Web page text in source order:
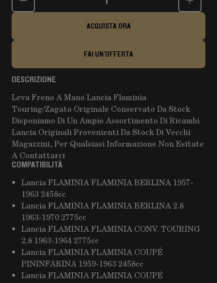
ACQUISTA ORA
FAI UN'OFFERTA
DESCRIZIONE
Leva Freno A Mano Lancia Flaminia
Touring/Zagato Originale Conservato Da Stock
Disponiamo Di Un Ampio Assortimento Di Ricambi
Lancia Originali Provenienti Da Stock Di Vecchi
Magazzini, Per Qualsiasi Informazione Non Esitate
A Contattarci
COMPATIBILITÀ
Lancia FLAMINIA FLAMINIA BERLINA 1957-
1963 2458cc
Lancia FLAMINIA FLAMINIA BERLINA 2.8
1963-1970 2775cc
Lancia FLAMINIA FLAMINIA CONV. TOURING
2.8 1963-1964 2775cc
Lancia FLAMINIA FLAMINIA COUPÉ
PININFARINA 1959-1963 2458cc
Lancia FLAMINIA FLAMINIA COUPÉ